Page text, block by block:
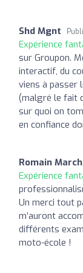
Shd Mgnt
Expérience
sur Groupon.
interactif, du
viens à passer
(malgré le fait
sur quoi on
en confiance
Romain
Expérience
Un merci tout
m’auront
différents
moto-école !